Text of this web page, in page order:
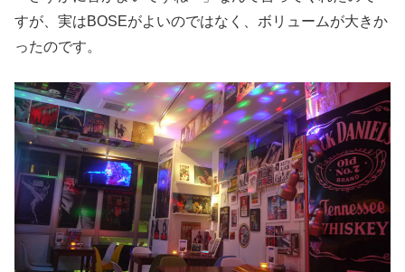
すが、実はBOSEがよいのではなく、ボリュームが大きか
ったのです。